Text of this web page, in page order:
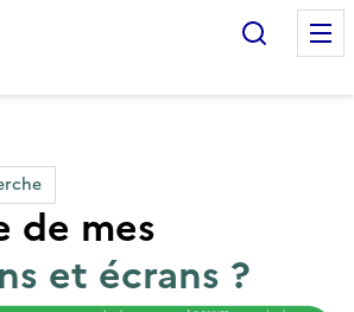
de mes objets & déchets
de mes
et écrans ?